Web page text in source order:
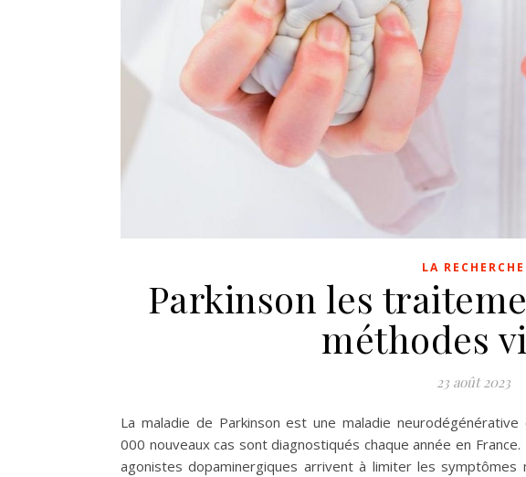
LA RECHERCHE
Parkinson les
méthodes
23 août 2023
La maladie de Parkinson est une maladie
000 nouveaux cas sont diagnostiqués chaque année en
agonistes dopaminergiques arrivent à limiter les